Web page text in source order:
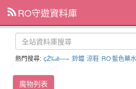
RO守遊資料庫
熱門搜尋: çŽ‰è—» 鈴鐺 涼鞋 RO 藍色藥水
魔物列表